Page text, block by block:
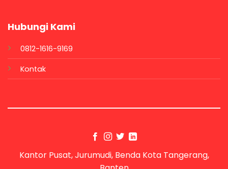
Hubungi Kami
0812-1616-9169
Kontak
Kantor Pusat, Jurumudi, Benda Kota Tangerang,